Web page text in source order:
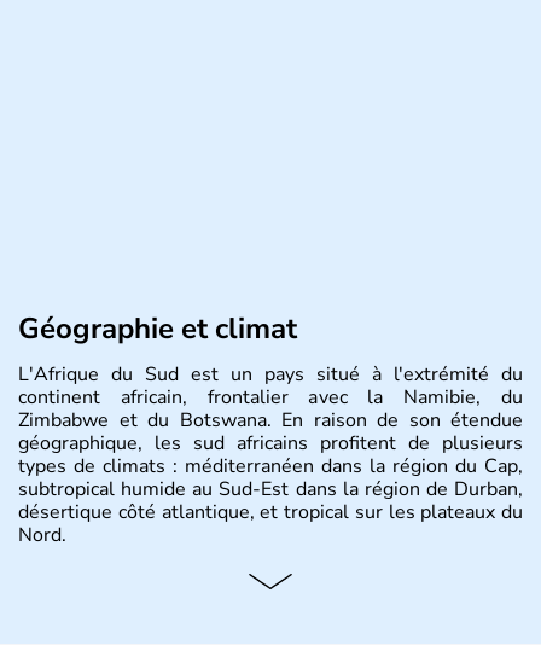
Géographie et climat
L'Afrique du Sud est un pays situé à l'extrémité du
continent africain, frontalier avec la Namibie, du
Zimbabwe et du Botswana. En raison de son étendue
géographique, les sud africains profitent de plusieurs
types de climats : méditerranéen dans la région du Cap,
subtropical humide au Sud-Est dans la région de Durban,
désertique côté atlantique, et tropical sur les plateaux du
Nord.
Histoire et administration